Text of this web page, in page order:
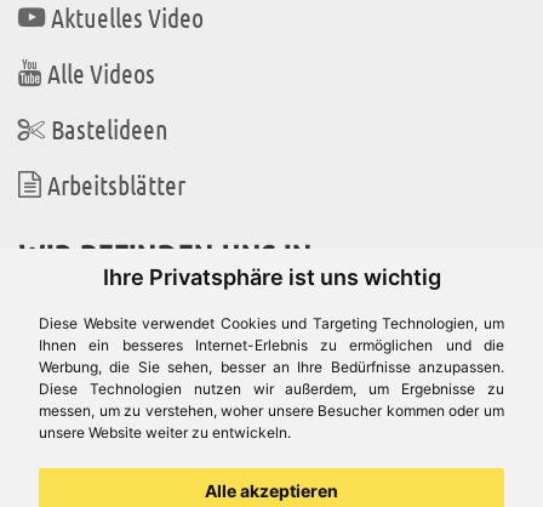
Ihre Privatsphäre ist uns wichtig
Diese Website verwendet Cookies und Targeting Technologien, um
Ihnen ein besseres Internet-Erlebnis zu ermöglichen und die
Werbung, die Sie sehen, besser an Ihre Bedürfnisse anzupassen.
Diese Technologien nutzen wir außerdem, um Ergebnisse zu
messen, um zu verstehen, woher unsere Besucher kommen oder um
unsere Website weiter zu entwickeln.
Alle akzeptieren
Aktuelles Video
Alle Videos
Bastelideen
Arbeitsblätter
WIR BEFINDEN UNS IN
Es gibt uns auch in